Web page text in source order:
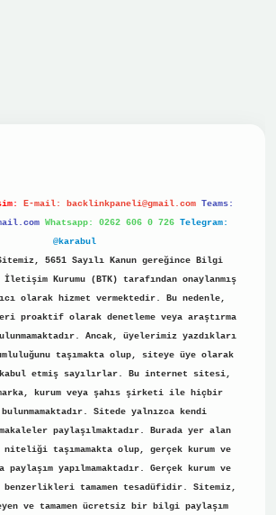
E-mail: backlinkpaneli@gmail.com Teams:
Whatsapp: 0262 606 0 726 Telegram:
@karabul
5651 Sayılı Kanun gereğince Bilgi
Kurumu (BTK) tarafından onaylanmış
olarak hizmet vermektedir. Bu nedenle,
proaktif olarak denetleme veya araştırma
Ancak, üyelerimiz yazdıkları
taşımakta olup, siteye üye olarak
kabul etmiş sayılırlar. Bu internet sitesi,
kurum veya şahıs şirketi ile hiçbir
Sitede yalnızca kendi
makaleler paylaşılmaktadır. Burada yer alan
taşımamakta olup, gerçek kurum ve
yapılmamaktadır. Gerçek kurum ve
tamamen tesadüfidir. Sitemiz,
ve tamamen ücretsiz bir bilgi paylaşım